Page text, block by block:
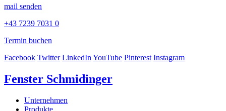
mail senden
+43 7239 7031 0
Termin buchen
Facebook Twitter LinkedInYouTube Pinterest Instagram
Fenster Schmidinger
Unternehmen